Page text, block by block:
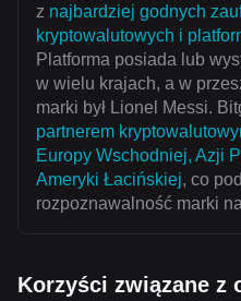
z najbardziej godnych
kryptowalutowych i
Platforma posiada lub
w wielu krajach, a w
marki był Lionel Messi.
partnerem
Europy Wschodniej, Azji
Ameryki Łacińskiej, co
rozpoznawalność marki
Korzyści związane z